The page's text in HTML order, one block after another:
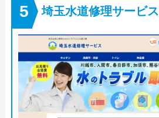
埼玉水道修理サービス